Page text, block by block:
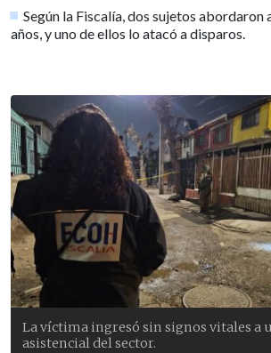
Según la Fiscalía, dos sujetos abordaron
años, y uno de ellos lo atacó a disparos.
La víctima ingresó sin signos vitales a
asistencial del sector.